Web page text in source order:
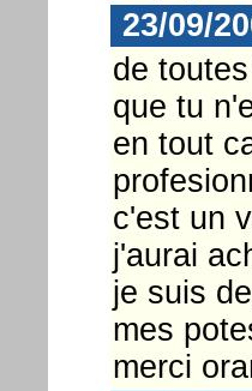
23/09/
de
que tu
en tout
c'est un
j'aurai
je suis
mes
merci